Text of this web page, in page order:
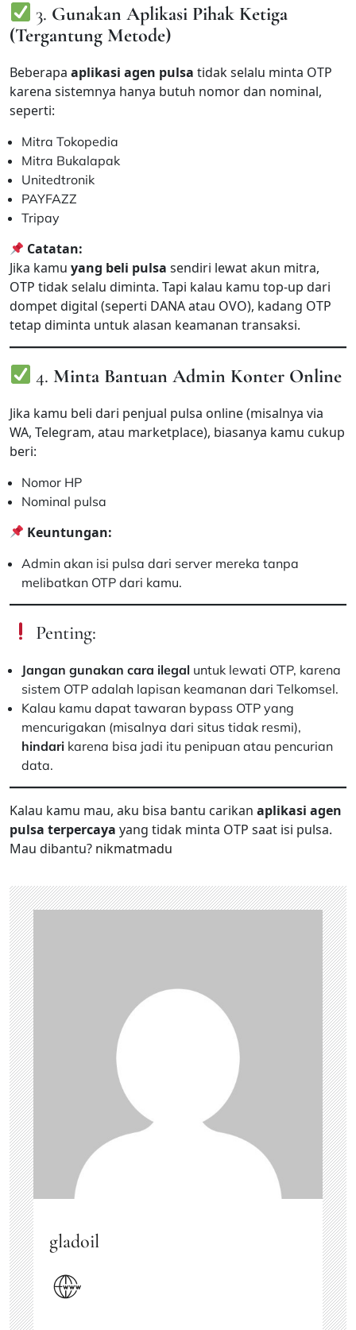
3. Gunakan Aplikasi Pihak Ketiga
(Tergantung Metode)
Beberapa aplikasi agen pulsa tidak selalu minta OTP
karena sistemnya hanya butuh nomor dan nominal,
seperti:
Mitra Tokopedia
Mitra Bukalapak
Unitedtronik
PAYFAZZ
Tripay
Catatan:
Jika kamu yang beli pulsa sendiri lewat akun mitra,
OTP tidak selalu diminta. Tapi kalau kamu top-up dari
dompet digital (seperti DANA atau OVO), kadang OTP
tetap diminta untuk alasan keamanan transaksi.
4.Minta Bantuan Admin Konter Online
Jika kamu beli dari penjual pulsa online (misalnya via
WA, Telegram, atau marketplace), biasanya kamu cukup
beri:
Nomor HP
Nominal pulsa
Keuntungan:
Admin akan isi pulsa dari server mereka tanpa
melibatkan OTP dari kamu.
Penting:
Jangan gunakan cara ilegal untuk lewati OTP, karena
sistem OTP adalah lapisan keamanan dari Telkomsel.
Kalau kamu dapat tawaran bypass OTP yang
mencurigakan (misalnya dari situs tidak resmi),
hindari karena bisa jadi itu penipuan atau pencurian
data.
Kalau kamu mau, aku bisa bantu carikan aplikasi agen
pulsa terpercaya yang tidak minta OTP saat isi pulsa.
Mau dibantu? nikmatmadu
gladoil